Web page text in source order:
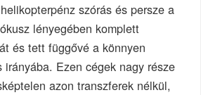
szórás és persze a
lényegében komplett
és tett függővé a könnyen
irányába. Ezen cégek nagy része
azon transzferek nélkül,